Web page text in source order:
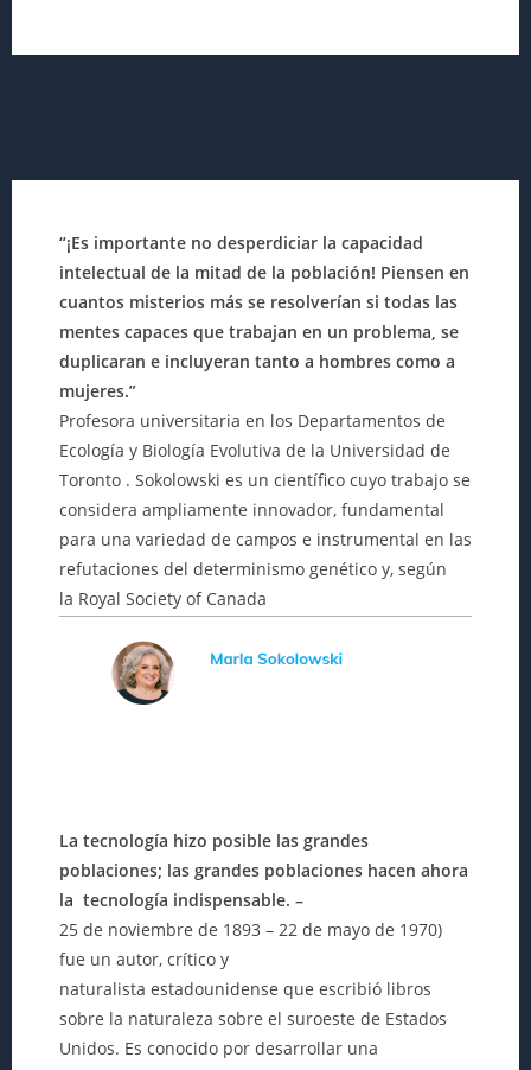
“¡Es importante no desperdiciar la capacidad
intelectual de la mitad de la población! Piensen en
cuantos misterios más se resolverían si todas las
mentes capaces que trabajan en un problema, se
duplicaran e incluyeran tanto a hombres como a
mujeres.”
Profesora universitaria en los Departamentos de
Ecología y Biología Evolutiva de la Universidad de
Toronto . Sokolowski es un científico cuyo trabajo se
considera ampliamente innovador, fundamental
para una variedad de campos e instrumental en las
refutaciones del determinismo genético y, según
la Royal Society of Canada
La tecnología hizo posible las grandes
poblaciones; las grandes poblaciones hacen ahora
la tecnología indispensable. –
25 de noviembre de 1893 – 22 de mayo de 1970)
fue un autor, crítico y
naturalista estadounidense que escribió libros
sobre la naturaleza sobre el suroeste de Estados
Unidos. Es conocido por desarrollar una